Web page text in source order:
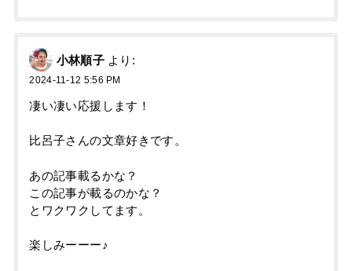
小林順子 より:
2024-11-12 5:56 PM
凄い凄い応援します！
比呂子さんの文章好きです。
あの記事載るかな？
この記事が載るのかな？
とワクワクしてます。
楽しみーーー♪